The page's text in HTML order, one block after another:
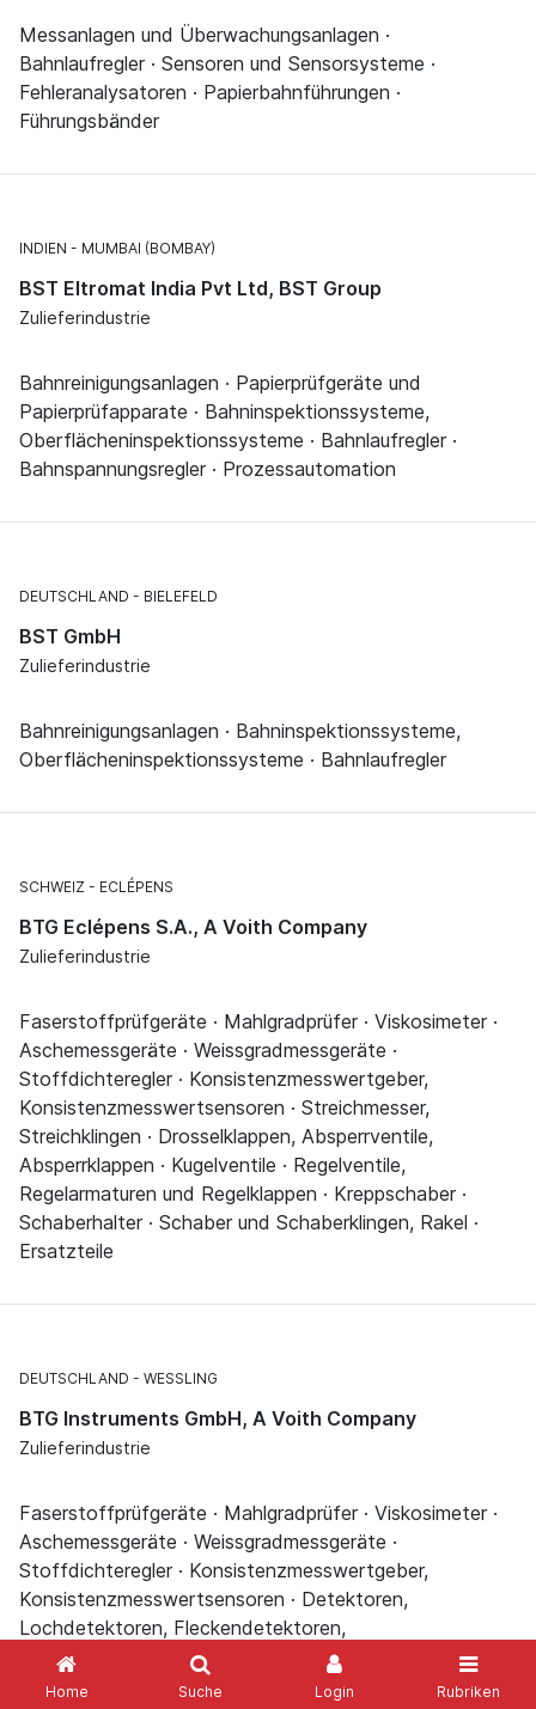
Home Suche Login Rubriken
Messanlagen und Überwachungsanlagen ·
Bahnlaufregler · Sensoren und Sensorsysteme ·
Fehleranalysatoren · Papierbahnführungen ·
Führungsbänder
INDIEN MUMBAI (BOMBAY)
BST Eltromat India Pvt Ltd, BST Group
Zulieferindustrie
Bahnreinigungsanlagen · Papierprüfgeräte und
Papierprüfapparate · Bahninspektionssysteme,
Oberflächeninspektionssysteme · Bahnlaufregler ·
Bahnspannungsregler · Prozessautomation
DEUTSCHLAND BIELEFELD
BST GmbH
Zulieferindustrie
Bahnreinigungsanlagen · Bahninspektionssysteme,
Oberflächeninspektionssysteme · Bahnlaufregler
SCHWEIZ ECLÉPENS
BTG Eclépens S.A., A Voith Company
Zulieferindustrie
Faserstoffprüfgeräte · Mahlgradprüfer · Viskosimeter ·
Aschemessgeräte · Weissgradmessgeräte ·
Stoffdichteregler · Konsistenzmesswertgeber,
Konsistenzmesswertsensoren · Streichmesser,
Streichklingen · Drosselklappen, Absperrventile,
Absperrklappen · Kugelventile · Regelventile,
Regelarmaturen und Regelklappen · Kreppschaber ·
Schaberhalter · Schaber und Schaberklingen, Rakel ·
Ersatzteile
DEUTSCHLAND WESSLING
BTG Instruments GmbH, A Voith Company
Zulieferindustrie
Faserstoffprüfgeräte · Mahlgradprüfer · Viskosimeter ·
Aschemessgeräte · Weissgradmessgeräte ·
Stoffdichteregler · Konsistenzmesswertgeber,
Konsistenzmesswertsensoren · Detektoren,
Lochdetektoren, Fleckendetektoren,
Leckagedetektoren · Streichmesser, Streichklingen ·
Rakelwellen, Rakelbetten · Drosselklappen,